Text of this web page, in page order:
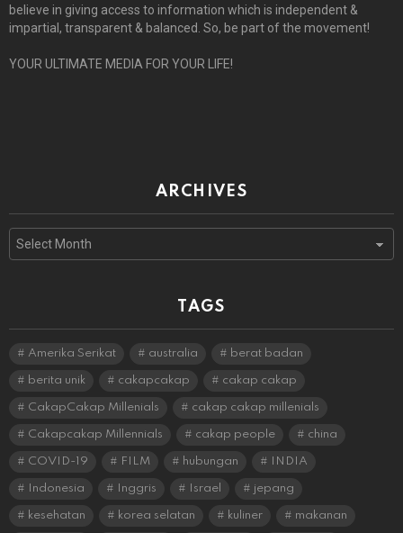
believe in giving access to information which is independent &
impartial, transparent & balanced. So, be part of the movement!
YOUR ULTIMATE MEDIA FOR YOUR LIFE!
ARCHIVES
Archives
TAGS
Amerika Serikat australia berat badan
berita unik cakapcakap cakap cakap
CakapCakap Millenials cakap cakap millenials
Cakapcakap Millennials cakap people china
COVID-19 FILM hubungan INDIA
Indonesia Inggris Israel jepang
kesehatan korea selatan kuliner makanan